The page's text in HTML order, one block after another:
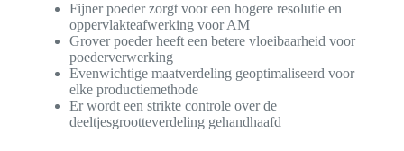
Fijner poeder zorgt voor een hogere resolutie en
oppervlakteafwerking voor AM
Grover poeder heeft een betere vloeibaarheid voor
poederverwerking
Evenwichtige maatverdeling geoptimaliseerd voor
elke productiemethode
Er wordt een strikte controle over de
deeltjesgrootteverdeling gehandhaafd